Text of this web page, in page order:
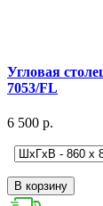
Угловая
7053/FL
6 500 р.
В корзину